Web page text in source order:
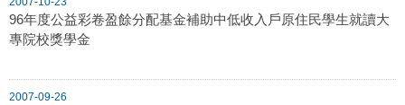
96年度公益彩卷盈餘分配基金補助中低收入戶原住民學生就讀大
專院校獎學金
2007-09-26